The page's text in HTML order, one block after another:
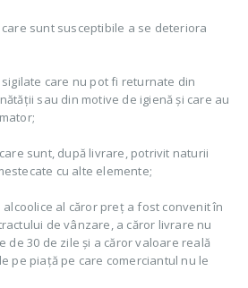
sunt susceptibile a se deteriora
care nu pot fi returnate din
sau din motive de igienă și care au
sunt, după livrare, potrivit naturii
cu alte elemente;
al căror preț a fost convenit în
de vânzare, a căror livrare nu
de 30 de zile și a căror valoare reală
pe piață pe care comerciantul nu le